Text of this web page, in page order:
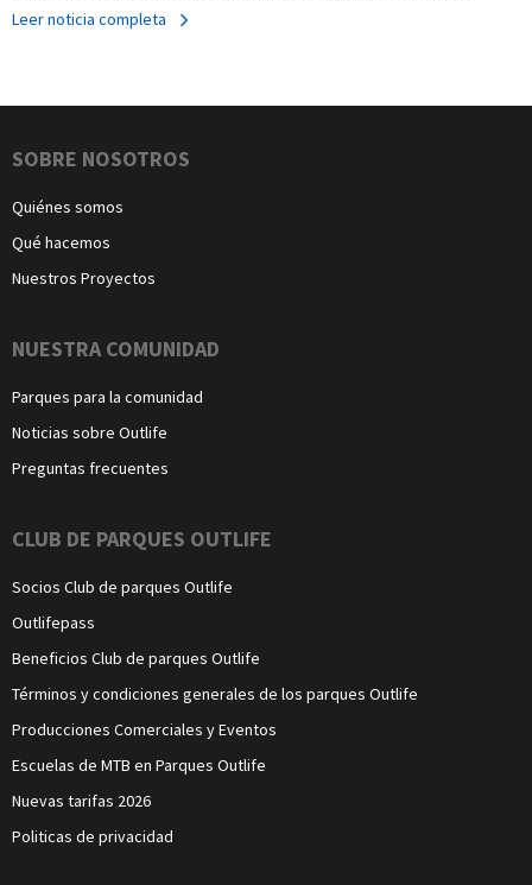
Leer noticia completa
Navegación
SOBRE NOSOTROS
Quiénes somos
Qué hacemos
Nuestros Proyectos
NUESTRA COMUNIDAD
Parques para la comunidad
Noticias sobre Outlife
Preguntas frecuentes
CLUB DE PARQUES OUTLIFE
Socios Club de parques Outlife
Outlifepass
Beneficios Club de parques Outlife
Términos y condiciones generales de los parques Outlife
Producciones Comerciales y Eventos
Escuelas de MTB en Parques Outlife
Nuevas tarifas 2026
Politicas de privacidad